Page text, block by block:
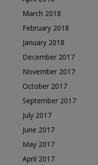
March 2018
February 2018
January 2018
December 2017
November 2017
October 2017
September 2017
July 2017
June 2017
May 2017
April 2017